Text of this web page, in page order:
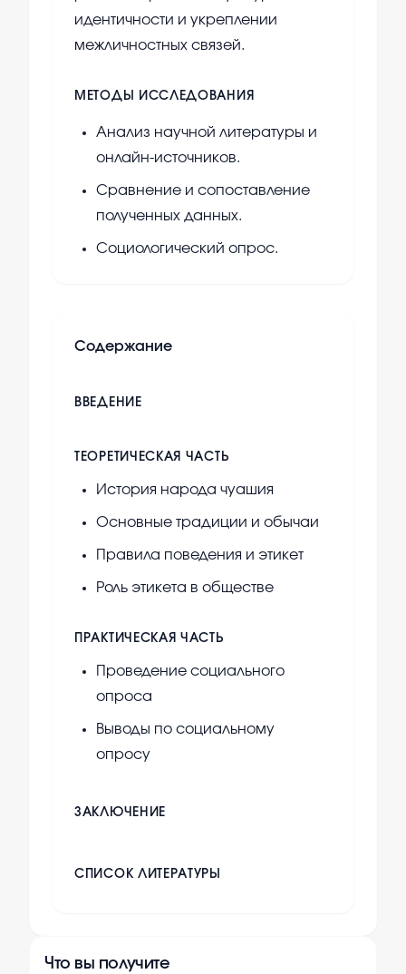
идентичности и укреплении
межличностных связей.
МЕТОДЫ ИССЛЕДОВАНИЯ
Анализ научной литературы и
онлайн-источников.
Сравнение и сопоставление
полученных данных.
Социологический опрос.
Содержание
ВВЕДЕНИЕ
ТЕОРЕТИЧЕСКАЯ ЧАСТЬ
История народа чуашия
Основные традиции и обычаи
Правила поведения и этикет
Роль этикета в обществе
ПРАКТИЧЕСКАЯ ЧАСТЬ
Проведение социального
опроса
Выводы по социальному
опросу
ЗАКЛЮЧЕНИЕ
СПИСОК ЛИТЕРАТУРЫ
Что вы получите